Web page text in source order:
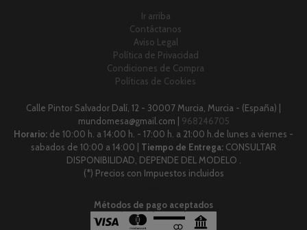
Ir arriba
Contáctanos
Aviso Legal
Política de Privacidad
Condiciones de Compra
Políticas de Cookies
Calle Pintor Salvador Dalí, 12 - 30007 Murcia, Murcia - (España) |
mundomesa@gmail.com | 968246705
Horario: de 10:00 h. a 14:00 h. - 17:00 h. a 21:00 h.de lunes a viernes -
sabados de 10:00 a 14:00 | Tiempo de Entrega: CONSULTAR
DISPONIBILIDAD, DEPENDE DEL MODELO .
(*) Precios con Impuestos incluidos
Métodos de pago aceptados